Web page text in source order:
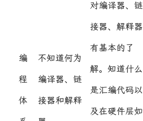
编
程
体
不知道何为
编译器、链
接器和解释
对编译器、链
接器、解释器
有基本的了
解。知道什么
是汇编代码以
及在硬件层如